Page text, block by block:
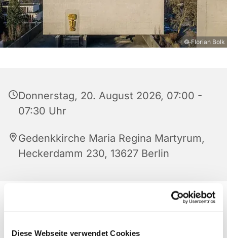
Diese Webseite verwendet Cookies
© Florian Bolk
Donnerstag, 20. August 2026, 07:00 -
07:30 Uhr
Gedenkkirche Maria Regina Martyrum,
Heckerdamm 230, 13627 Berlin